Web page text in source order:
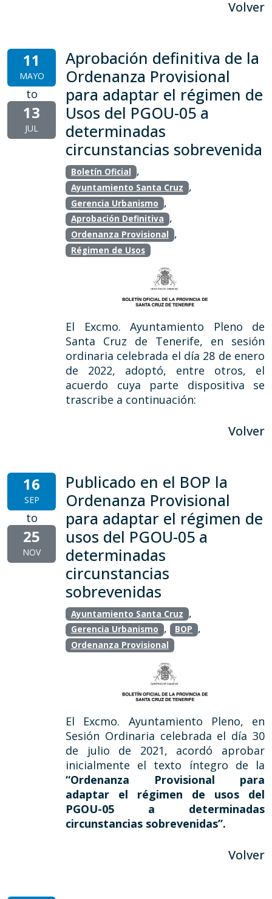
Volver
11
MAYO
to
13
JUL
Aprobación definitiva de la
Ordenanza Provisional
para adaptar el régimen de
Usos del PGOU-05 a
determinadas
circunstancias sobrevenida
Boletín Oficial ,
Ayuntamiento Santa Cruz ,
Gerencia Urbanismo ,
Aprobación Definitiva ,
Ordenanza Provisional ,
Régimen de Usos
El Excmo. Ayuntamiento Pleno de
Santa Cruz de Tenerife, en sesión
ordinaria celebrada el día 28 de enero
de 2022, adoptó, entre otros, el
acuerdo cuya parte dispositiva se
trascribe a continuación:
Volver
16
SEP
to
25
NOV
Publicado en el BOP la
Ordenanza Provisional
para adaptar el régimen de
usos del PGOU-05 a
determinadas
circunstancias
sobrevenidas
Ayuntamiento Santa Cruz ,
Gerencia Urbanismo , BOP ,
Ordenanza Provisional
El Excmo. Ayuntamiento Pleno, en
Sesión Ordinaria celebrada el día 30
de julio de 2021, acordó aprobar
inicialmente el texto íntegro de la
“Ordenanza Provisional para
adaptar el régimen de usos del
PGOU-05 a determinadas
circunstancias sobrevenidas”.
Volver